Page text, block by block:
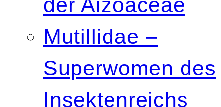
der Aizoaceae
Mutillidae –
Superwomen des
Insektenreichs